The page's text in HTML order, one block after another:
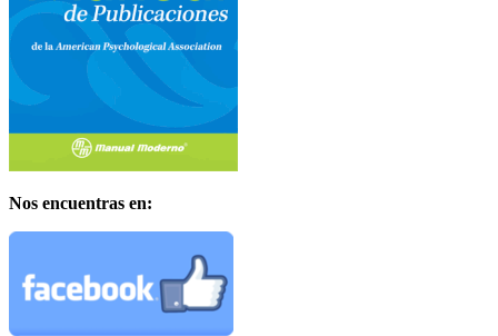
Nos encuentras en: